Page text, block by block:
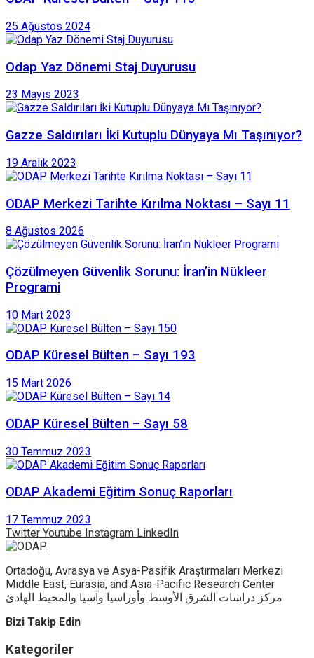
25 Ağustos 2024
Odap Yaz Dönemi Staj Duyurusu
23 Mayıs 2023
Gazze Saldırıları İki Kutuplu Dünyaya Mı Taşınıyor?
19 Aralık 2023
ODAP Merkezi Tarihte Kırılma Noktası – Sayı 11
8 Ağustos 2026
Çözülmeyen Güvenlik Sorunu: İran’in Nükleer
Programi
10 Mart 2023
ODAP Küresel Bülten – Sayı 193
15 Mart 2026
ODAP Küresel Bülten – Sayı 58
30 Temmuz 2023
ODAP Akademi Eğitim Sonuç Raporları
17 Temmuz 2023
Twitter Youtube Instagram LinkedIn
Ortadoğu, Avrasya ve Asya-Pasifik Araştırmaları Merkezi
Middle East, Eurasia, and Asia-Pacific Research Center
مركز دراسات الشرق الأوسط وأوراسيا وآسيا والمحيط الهادئ
Bizi Takip Edin
Kategoriler